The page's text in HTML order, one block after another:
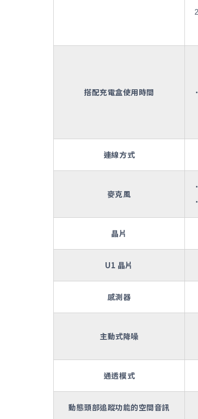
搭配充電盒使用時間
連線方式
麥克風
晶片
U1 晶片
感測器
主動式降噪
通透模式
動態頭部追蹤功能的空間音訊